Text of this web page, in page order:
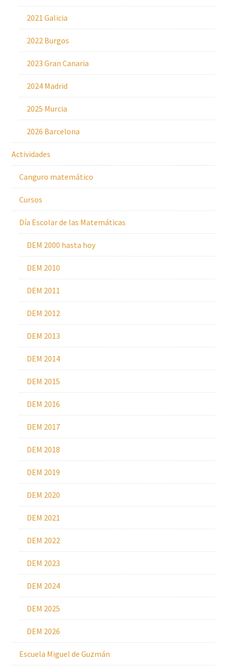
2021 Galicia
2022 Burgos
2023 Gran Canaria
2024 Madrid
2025 Murcia
2026 Barcelona
Actividades
Canguro matemático
Cursos
Día Escolar de las Matemáticas
DEM 2000 hasta hoy
DEM 2010
DEM 2011
DEM 2012
DEM 2013
DEM 2014
DEM 2015
DEM 2016
DEM 2017
DEM 2018
DEM 2019
DEM 2020
DEM 2021
DEM 2022
DEM 2023
DEM 2024
DEM 2025
DEM 2026
Escuela Miguel de Guzmán